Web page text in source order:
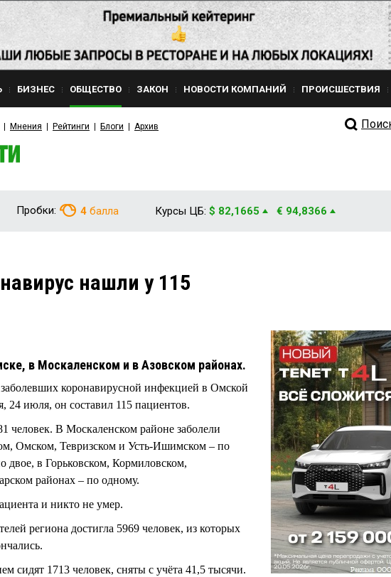
БИЗНЕС ОБЩЕСТВО ЗАКОН НОВОСТИ КОМПАНИЙ ПРОИСШЕСТВИЯ
Мнения Рейтинги Блоги Архив
Пробки: 4 балла Курсы ЦБ: $ 82,1665 € 94,8366
нашли у 115
в Москаленском и в Азовском районах.
коронавирусной инфекцией в Омской
24 июля, он составил 115 пациентов.
В Москаленском районе заболели
Омском, Тевризском и Усть-Ишимском – по
двое, в Горьковском, Кормиловском,
районах – по одному.
и никто не умер.
региона достигла 5969 человек, из которых
сидят 1713 человек, сняты с учёта 41,5 тысячи.